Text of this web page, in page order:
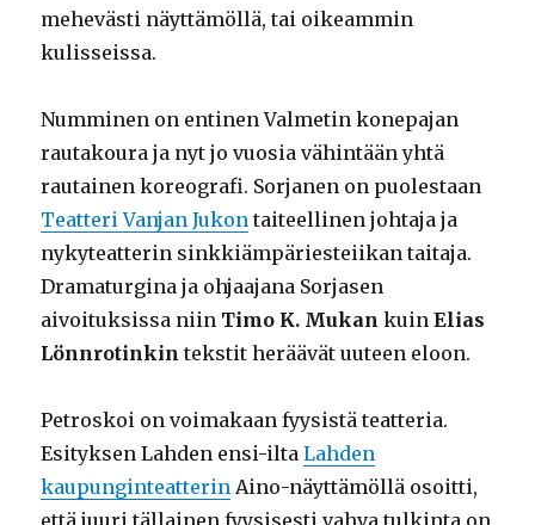
mehevästi näyttämöllä, tai oikeammin
kulisseissa.
Numminen on entinen Valmetin konepajan
rautakoura ja nyt jo vuosia vähintään yhtä
rautainen koreografi. Sorjanen on puolestaan
Teatteri Vanjan Jukon taiteellinen johtaja ja
nykyteatterin sinkkiämpäriesteiikan taitaja.
Dramaturgina ja ohjaajana Sorjasen
aivoituksissa niin Timo K. Mukan kuinElias
Lönnrotinkin tekstit heräävät uuteen eloon.
Petroskoi on voimakaan fyysistä teatteria.
Esityksen Lahden ensi-iltaLahden
kaupunginteatterin Aino-näyttämöllä osoitti,